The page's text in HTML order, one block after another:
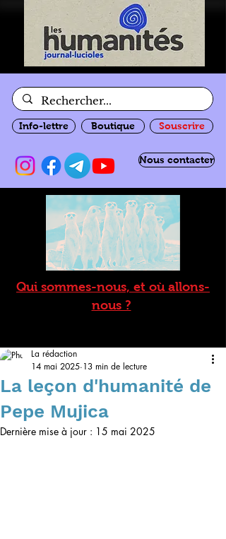
Info-lettre Boutique Souscrire
Nous contacter
Qui sommes-nous, et où allons-
nous ?
La leçon d'humanité de
Pepe Mujica
La rédaction
14 mai 2025 13 min de lecture
Dernière mise à jour : 15 mai 2025